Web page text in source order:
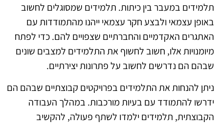
תלמידים במעבר בין כיתות. תלמידים שמסוגלים לחשוב
באופן עצמאי ולבצע חקר עצמאי ייהנו מהתמודדות עם
האתגרים האקדמיים והחברתיים שצפויים להם. כדי לפתח
מיומנויות אלו, חשוב לחשוף את התלמידים למצבים שונים
שבהם הם נדרשים לחשוב על פתרונות יצירתיים.
ניתן להנחות את התלמידים בפרויקטים קבוצתיים שבהם הם
ידרשו להתמודד עם בעיות מורכבות. במהלך העבודה
הקבוצתית, תלמידים ילמדו לשתף פעולה, להקשיב